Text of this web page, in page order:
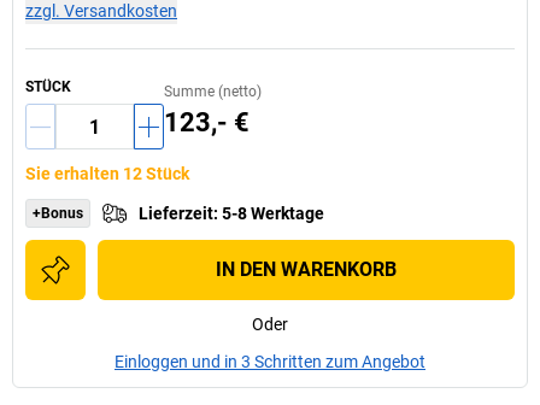
zzgl. Versandkosten
STÜCK Summe (netto)
123,- €
Sie erhalten 12 Stück
+Bonus Lieferzeit: 5-8 Werktage
IN DEN WARENKORB
Oder
Einloggen und in 3 Schritten zum Angebot